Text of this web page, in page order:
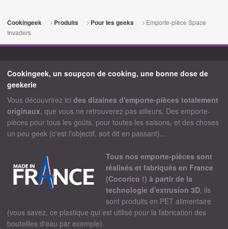
Cookingeek Produits Pour les geeks
Emporte-pièce Space
Invaders
Cookingeek, un soupçon de cooking, une bonne dose de
geekerie
Vous découvrirez ici des dizaines d'emporte-pièces totalement
originaux, que vous ne retrouverez pas ailleurs. Des emporte-
pièces pour tous les goûts, pour toutes les saisons, et des choses
un peu geek (c'est l'objectif, soit dit en passant)...
Tous nos emporte-pièces sont
réalisés et fabriqués en France
(Cocorico !) à partir de la
technologie d'extrusion 3D, ils
sont produits en PET alimentaire
(vous savez, ce plastique qui est utilisé pour la fabrication des
bouteilles d'eau par exemple).